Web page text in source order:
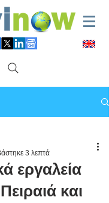
εργαλεία
και
3 λεπτά